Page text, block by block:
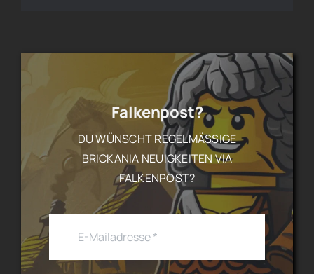
Falkenpost?
DU WÜNSCHT REGELMÄSSIGE B
RICKANIA NEUIGKEITEN VIA F
ALKENPOST?